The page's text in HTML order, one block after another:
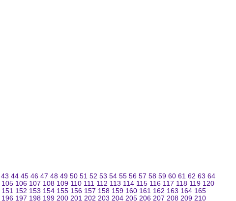
43 44 45 46 47 48 49 50 51 52 53 54 55 56 57 58 59 60 61 62 63 64
105 106 107 108 109 110 111 112 113 114 115 116 117 118 119 120
151 152 153 154 155 156 157 158 159 160 161 162 163 164 165
196 197 198 199 200 201 202 203 204 205 206 207 208 209 210